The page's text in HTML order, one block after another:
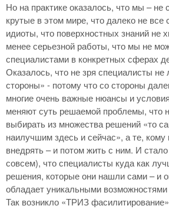
Но на практике оказалось, что мы –
крутые в этом мире, что далеко не все
идиоты, что поверхностных знаний не
менее серьезной работы, что мы не
специалистами в конкретных сферах
Оказалось, что не зря специалисты
стороны» - потому что со стороны
многие очень важные нюансы и
меняют суть решаемой проблемы, что
выбирать из множества решений «то
наилучшим здесь и сейчас», а те, кому
внедрять – и потом жить с ним. И
совсем), что специалисты куда как
решения, которые они нашли сами – и
обладает уникальными
Так возникло «ТРИЗ